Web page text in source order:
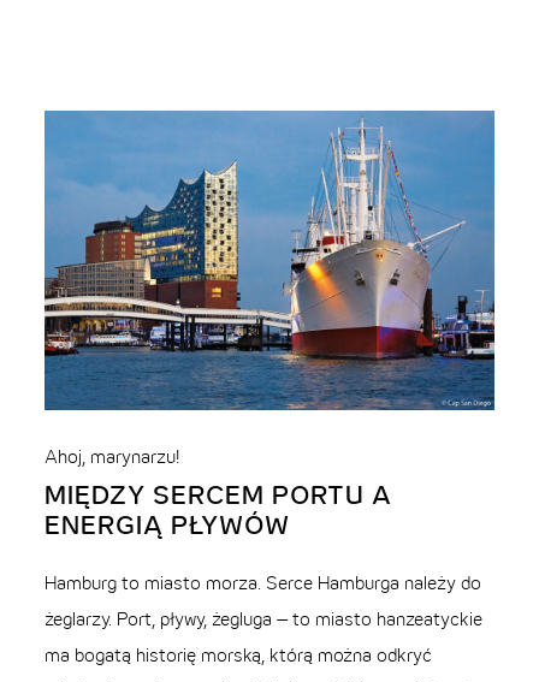
Ahoj, marynarzu!
MIĘDZY SERCEM PORTU A
ENERGIĄ PŁYWÓW
Hamburg to miasto morza. Serce Hamburga należy do
żeglarzy. Port, pływy, żegluga – to miasto hanzeatyckie
ma bogatą historię morską, którą można odkryć